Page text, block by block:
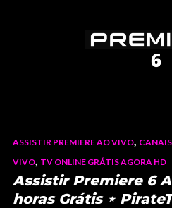
ASSISTIR PREMIERE AO VIVO,
VIVO, TV ONLINE GRÁTIS AGORA HD
Assistir Premiere 6
horas Grátis ⋆